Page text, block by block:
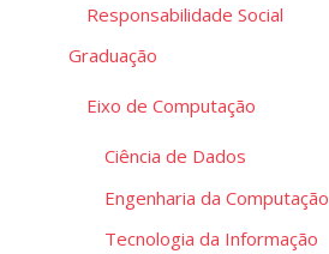
Responsabilidade Social
Graduação
Eixo de Computação
Ciência de Dados
Engenharia da Computação
Tecnologia da Informação